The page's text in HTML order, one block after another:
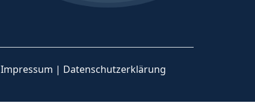
Impressum | Datenschutzerklärung